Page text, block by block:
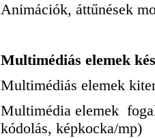
Animációk, áttűnések
Multimédiás elemek
Multimédiás elemek
Multimédia elemek
kódolás, képkocka/mp)